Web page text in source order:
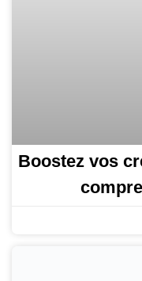
Boostez vos